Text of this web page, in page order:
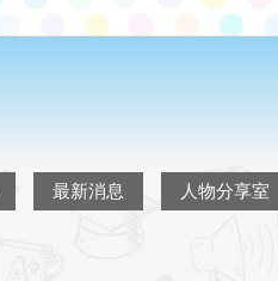
最新消息 人物分享室